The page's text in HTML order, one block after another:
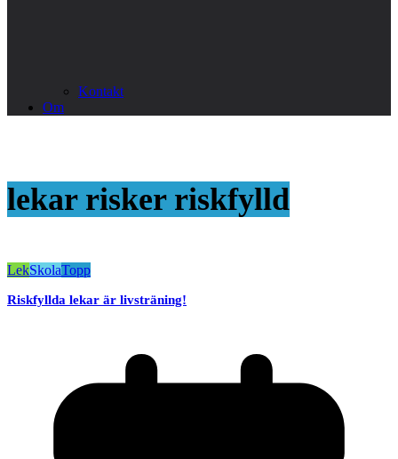
Kontakt
Om
lekar risker riskfylld
LekSkolaTopp
Riskfyllda lekar är livsträning!